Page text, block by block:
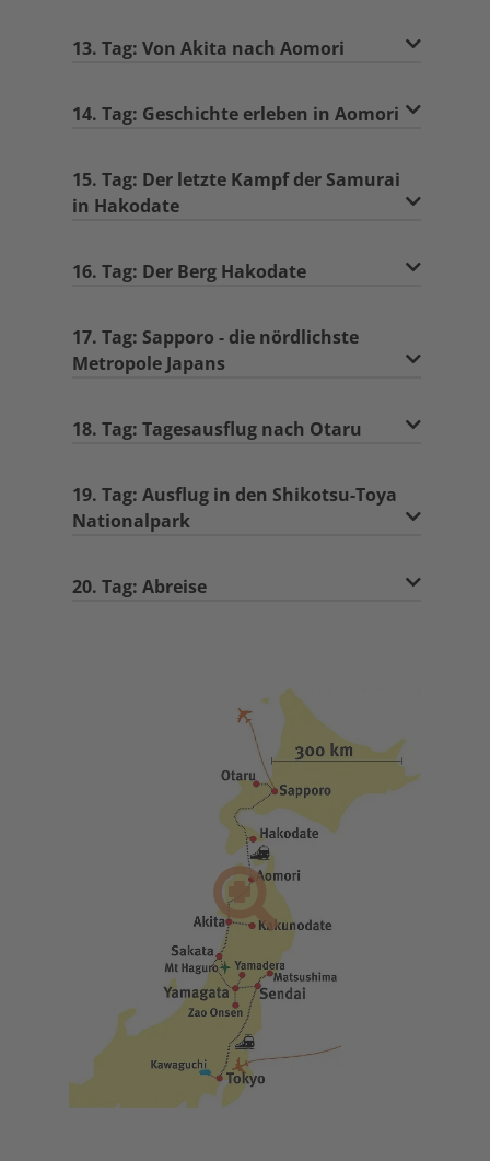
13. Tag: Von Akita nach Aomori
14. Tag: Geschichte erleben in Aomori
15. Tag: Der letzte Kampf der Samurai
in Hakodate
16. Tag: Der Berg Hakodate
17. Tag: Sapporo - die nördlichste
Metropole Japans
18. Tag: Tagesausflug nach Otaru
19. Tag: Ausflug in den Shikotsu-Toya
Nationalpark
20. Tag: Abreise